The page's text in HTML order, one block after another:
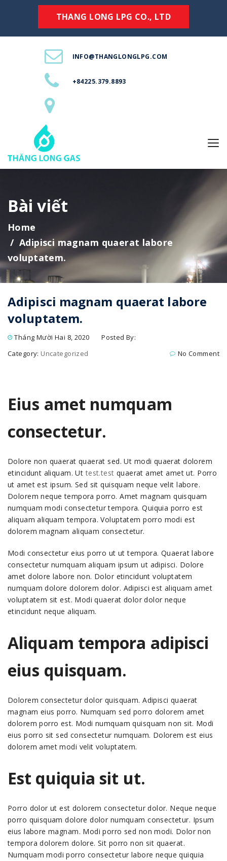
THANG LONG LPG CO., LTD
INFO@THANGLONGLPG.COM
+84225.379.8893
Bài viết
Home
Adipisci magnam quaerat labore
voluptatem.
Adipisci magnam quaerat labore
voluptatem.
Tháng Mười Hai 8, 2020
Posted By:
Category: Uncategorized No Comment
Eius amet numquam
consectetur.
Dolore non quaerat quaerat sed. Ut modi quaerat dolorem
etincidunt aliquam. Uttest.test quaerat amet amet ut. Porro
ut amet est ipsum. Sed sit quisquam neque velit labore.
Dolorem neque tempora porro. Amet magnam quisquam
numquam modi consectetur tempora. Quiquia porro est
aliquam aliquam tempora. Voluptatem porro modi est
dolorem magnam aliquam consectetur.
Modi consectetur eius porro ut ut tempora. Quaerat labore
consectetur numquam aliquam ipsum ut adipisci. Dolore
amet dolore labore non. Dolor etincidunt voluptatem
numquam dolore dolorem dolor. Adipisci est aliquam amet
voluptatem sit est. Modi quaerat dolor dolor neque
etincidunt neque aliquam.
Aliquam tempora adipisci
eius quisquam.
Dolorem consectetur dolor quisquam. Adipisci quaerat
magnam eius porro. Numquam sed porro dolorem amet
dolorem porro est. Modi numquam quisquam non sit. Modi
eius porro sit sed consectetur numquam. Dolorem est eius
dolorem amet modi velit voluptatem.
Est quiquia sit ut.
Porro dolor ut est dolorem consectetur dolor. Neque neque
porro quisquam dolore dolor numquam consectetur. Ipsum
eius labore magnam. Modi porro sed non modi. Dolor non
tempora dolorem dolore. Sit porro non sit quaerat.
Numquam modi porro consectetur labore neque quiquia